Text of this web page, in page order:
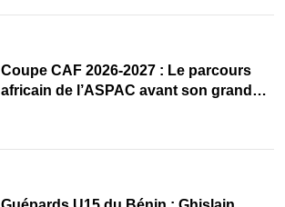
Coupe CAF 2026-2027 : Le parcours
africain de l’ASPAC avant son grand